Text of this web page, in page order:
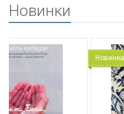
Новинки
Новинка!